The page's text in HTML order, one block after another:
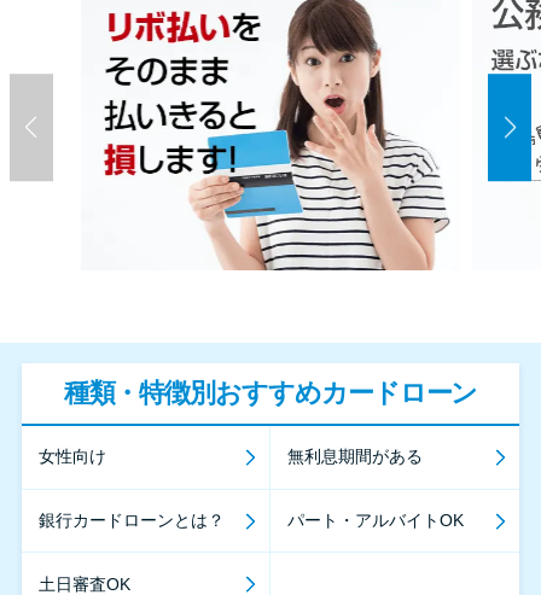
種類・特徴別おすすめカードローン
女性向け 無利息期間がある
銀行カードローンとは？ パート・アルバイトOK
土日審査OK